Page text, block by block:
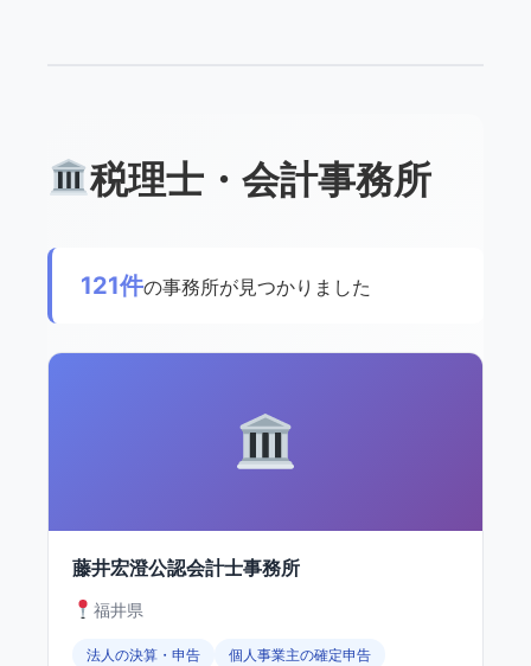
税理士・会計事務所
121件の事務所が見つかりました
藤井宏澄公認会計士事務所
福井県
法人の決算・申告
個人事業主の確定申告